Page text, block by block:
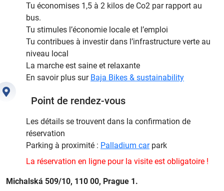
Tu économises 1,5 à 2 kilos de Co2 par rapport au
bus.
Tu stimules l’économie locale et l’emploi
Tu contribues à investir dans l’infrastructure verte au
niveau local
La marche est saine et relaxante
En savoir plus sur Baja Bikes & sustainability
Point de rendez-vous
Les détails se trouvent dans la confirmation de
réservation
Parking à proximité : Palladium carpark
La réservation en ligne pour la visite est obligatoire !
Michalská 509/10, 110 00, Prague 1.